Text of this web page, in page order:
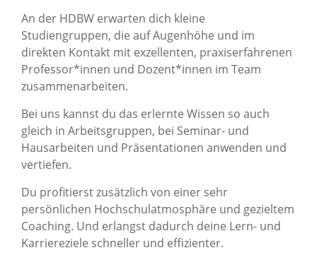
An der HDBW erwarten dich kleine
Studiengruppen, die auf Augenhöhe und im
direkten Kontakt mit exzellenten, praxiserfahrenen
Professor*innen und Dozent*innen im Team
zusammenarbeiten.
Bei uns kannst du das erlernte Wissen so auch
gleich in Arbeitsgruppen, bei Seminar- und
Hausarbeiten und Präsentationen anwenden und
vertiefen.
Du profitierst zusätzlich von einer sehr
persönlichen Hochschulatmosphäre und gezieltem
Coaching. Und erlangst dadurch deine Lern- und
Karriereziele schneller und effizienter.